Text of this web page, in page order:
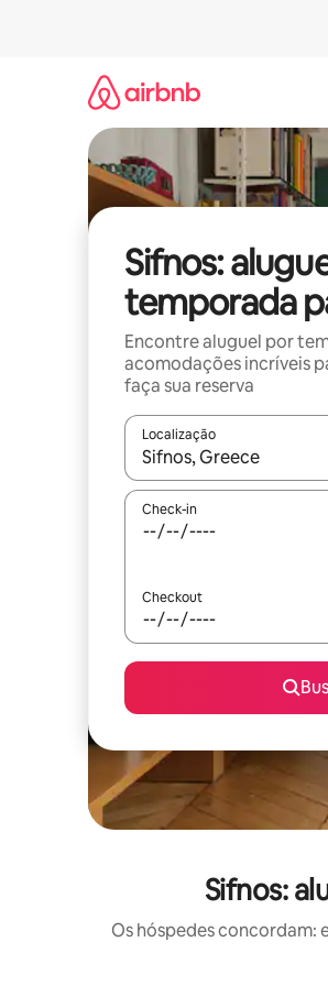
Sifnos:
temporada
Encontre aluguel por
acomodações incríveis
faça sua reserva
Localização
Quando os resultados
Check-in
Checkout
Sifnos:
Os hóspedes concordam: